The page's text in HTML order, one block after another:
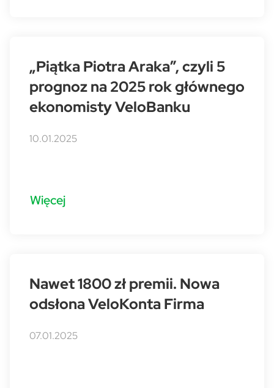
„Piątka Piotra Araka”, czyli 5
prognoz na 2025 rok głównego
ekonomisty VeloBanku
10.01.2025
Więcej
Nawet 1800 zł premii. Nowa
odsłona VeloKonta Firma
07.01.2025